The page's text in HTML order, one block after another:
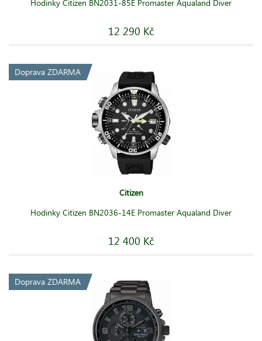
Hodinky Citizen BN2031-85E Promaster Aqualand Diver
12 290 Kč
Doprava ZDARMA
Citizen
Hodinky Citizen BN2036-14E Promaster Aqualand Diver
12 400 Kč
Doprava ZDARMA